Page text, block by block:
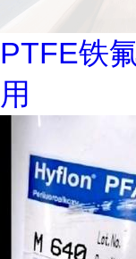
PTFE铁
用